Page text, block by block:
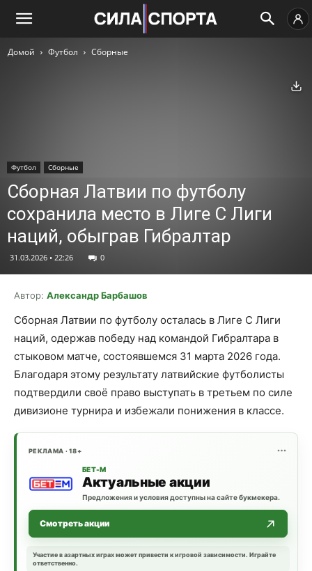
Домой Футбол Сборные
Футбол Сборные
Сборная Латвии по футболу
сохранила место в Лиге C Лиги
наций, обыграв Гибралтар
31.03.2026 • 22:26 0
Автор: Александр Барбашов
Сборная Латвии по футболу осталась в Лиге C Лиги
наций, одержав победу над командой Гибралтара в
стыковом матче, состоявшемся 31 марта 2026 года.
Благодаря этому результату латвийские футболисты
подтвердили своё право выступать в третьем по силе
дивизионе турнира и избежали понижения в классe.
РЕКЛАМА · 18+
БЕТ-М
Актуальные акции
Предложения и условия доступны на сайте букмекера.
Смотреть акции
Участие в азартных играх может привести к игровой зависимости. Играйте
ответственно.